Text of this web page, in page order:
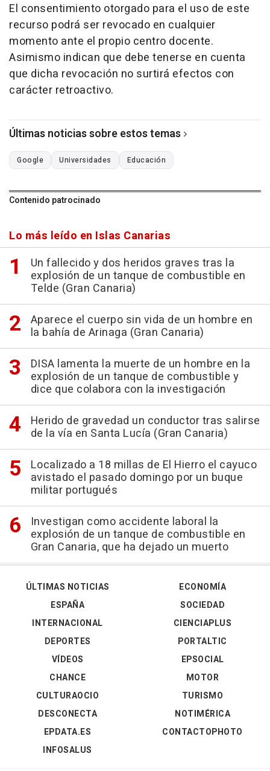
El consentimiento otorgado para el uso de este
recurso podrá ser revocado en cualquier
momento ante el propio centro docente.
Asimismo indican que debe tenerse en cuenta
que dicha revocación no surtirá efectos con
carácter retroactivo.
Últimas noticias sobre estos temas
Google Universidades Educación
Contenido patrocinado
Lo más leído en Islas Canarias
Un fallecido y dos heridos graves tras la
explosión de un tanque de combustible en
Telde (Gran Canaria)
Aparece el cuerpo sin vida de un hombre en
la bahía de Arinaga (Gran Canaria)
DISA lamenta la muerte de un hombre en la
explosión de un tanque de combustible y
dice que colabora con la investigación
Herido de gravedad un conductor tras salirse
de la vía en Santa Lucía (Gran Canaria)
Localizado a 18 millas de El Hierro el cayuco
avistado el pasado domingo por un buque
militar portugués
Investigan como accidente laboral la
explosión de un tanque de combustible en
Gran Canaria, que ha dejado un muerto
ÚLTIMAS NOTICIAS
ESPAÑA
INTERNACIONAL
DEPORTES
VÍDEOS
ECONOMÍA
SOCIEDAD
CIENCIAPLUS
PORTALTIC
EPSOCIAL
CHANCE
CULTURAOCIO
DESCONECTA
EPDATA.ES
INFOSALUS
MOTOR
TURISMO
NOTIMÉRICA
CONTACTOPHOTO